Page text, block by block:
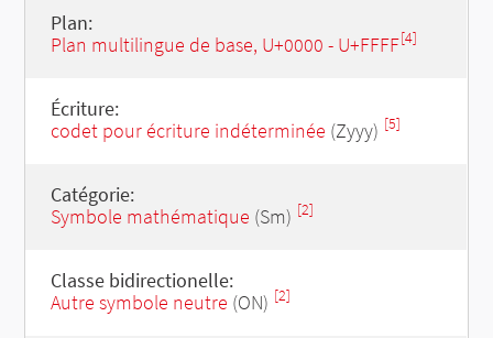
Plan:
Plan multilingue de base, U+0000 - U+FFFF[4]
Écriture:
codet pour écriture indéterminée (Zyyy) [5]
Catégorie:
Symbole mathématique (Sm) [2]
Classe bidirectionelle:
Autre symbole neutre (ON) [2]